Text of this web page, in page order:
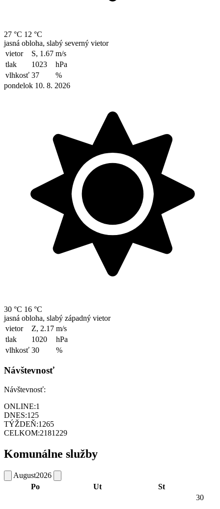
27 °C 12 °C
jasná obloha, slabý severný vietor
vietor
S, 1.67 m/s
tlak
1023
hPa
vlhkosť 37
%
pondelok 10. 8. 2026
30 °C 16 °C
jasná obloha, slabý západný vietor
vietor
Z, 2.17 m/s
tlak
1020
hPa
vlhkosť 30 %
Návštevnosť
Návštevnosť:
ONLINE:1
DNES:125
TÝŽDEŇ:1265
CELKOM:2181229
Komunálne služby
August2026
Po
Ut St
30